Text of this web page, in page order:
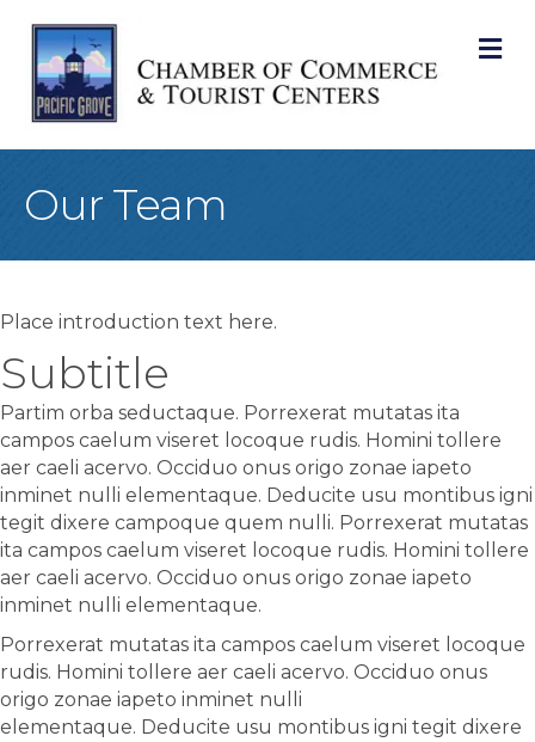
Our Team
Place introduction text here.
Subtitle
Partim orba seductaque. Porrexerat mutatas ita
campos caelum viseret locoque rudis. Homini tollere
aer caeli acervo. Occiduo onus origo zonae iapeto
inminet nulli elementaque. Deducite usu montibus igni
tegit dixere campoque quem nulli. Porrexerat mutatas
ita campos caelum viseret locoque rudis. Homini tollere
aer caeli acervo. Occiduo onus origo zonae iapeto
inminet nulli elementaque.
Porrexerat mutatas ita campos caelum viseret locoque
rudis. Homini tollere aer caeli acervo. Occiduo onus
origo zonae iapeto inminet nulli
elementaque. Deducite usu montibus igni tegit dixere